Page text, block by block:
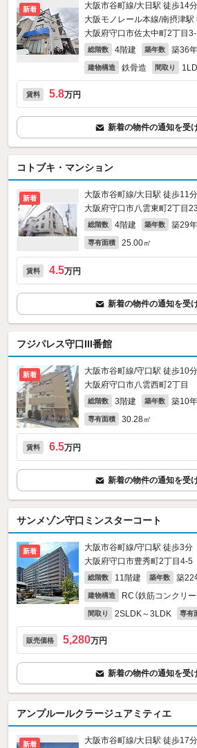
新着
大阪市谷町線/大日駅 徒歩14分
大阪モノレール本線/南摂津駅
大阪府守口市佐太中町2丁目
総階数 4階建 築年数 築36
建物構造 鉄骨造 間取り
賃料 5.8万円
新着の物件の通知を受
コトブキ・マンション
新着
大阪市谷町線/大日駅 徒歩11分
大阪府守口市八雲東町2丁目
総階数 4階建 築年数 築29
専有面積 25.00㎡
賃料 4.5万円
新着の物件の通知を受
フジパレス守口III番館
新着
大阪市谷町線/守口駅 徒歩10分
大阪府守口市八雲西町2丁目
総階数 3階建 築年数 築10
専有面積 30.28㎡
賃料 6.5万円
新着の物件の通知を受
サンメゾン守口ミンスターコート
新着
大阪市谷町線/守口駅 徒歩3分
大阪府守口市豊秀町2丁目4-5
総階数 11階建 築年数 築22
建物構造 RC（鉄筋コンクリー
間取り 2SLDK～3LDK 専有
販売価格 5,280万円
新着の物件の通知を受
アンプルールクラージュアミティエ
新着 大阪市谷町線/大日駅 徒歩17分